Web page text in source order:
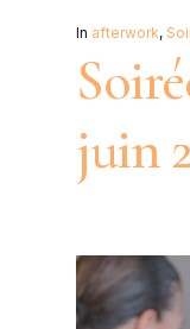
In afterwork,
juin